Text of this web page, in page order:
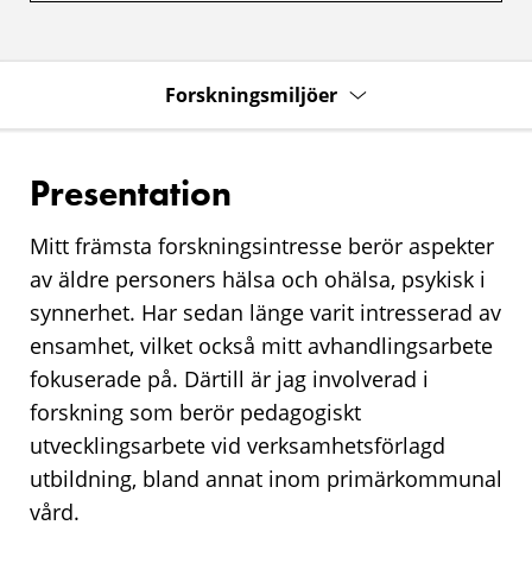
Forskningsmiljöer
Presentation
Mitt främsta forskningsintresse berör aspekter
av äldre personers hälsa och ohälsa, psykisk i
synnerhet. Har sedan länge varit intresserad av
ensamhet, vilket också mitt avhandlingsarbete
fokuserade på. Därtill är jag involverad i
forskning som berör pedagogiskt
utvecklingsarbete vid verksamhetsförlagd
utbildning, bland annat inom primärkommunal
vård.